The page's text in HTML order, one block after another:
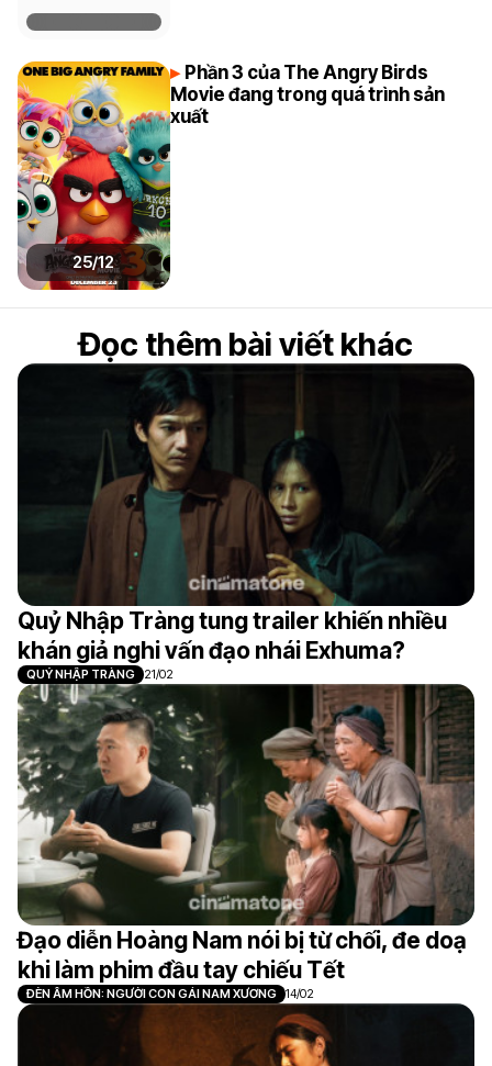
25/12
Phần 3 của The Angry Birds
Movie đang trong quá trình sản
xuất
Đọc thêm bài viết khác
Quỷ Nhập Tràng tung trailer khiến nhiều
khán giả nghi vấn đạo nhái Exhuma?
QUỶ NHẬP TRÀNG 21/02
Đạo diễn Hoàng Nam nói bị từ chối, đe doạ
khi làm phim đầu tay chiếu Tết
ĐÈN ÂM HỒN: NGƯỜI CON GÁI NAM XƯƠNG 14/02